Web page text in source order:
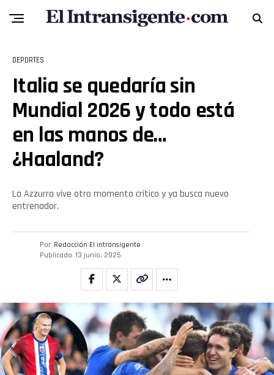
DEPORTES
Italia se quedaría sin
Mundial 2026 y todo está
en las manos de…
¿Haaland?
La Azzurra vive otro momento crítico y ya busca nuevo
entrenador.
Por Redacción El intransigente
Publicado 13 junio, 2025